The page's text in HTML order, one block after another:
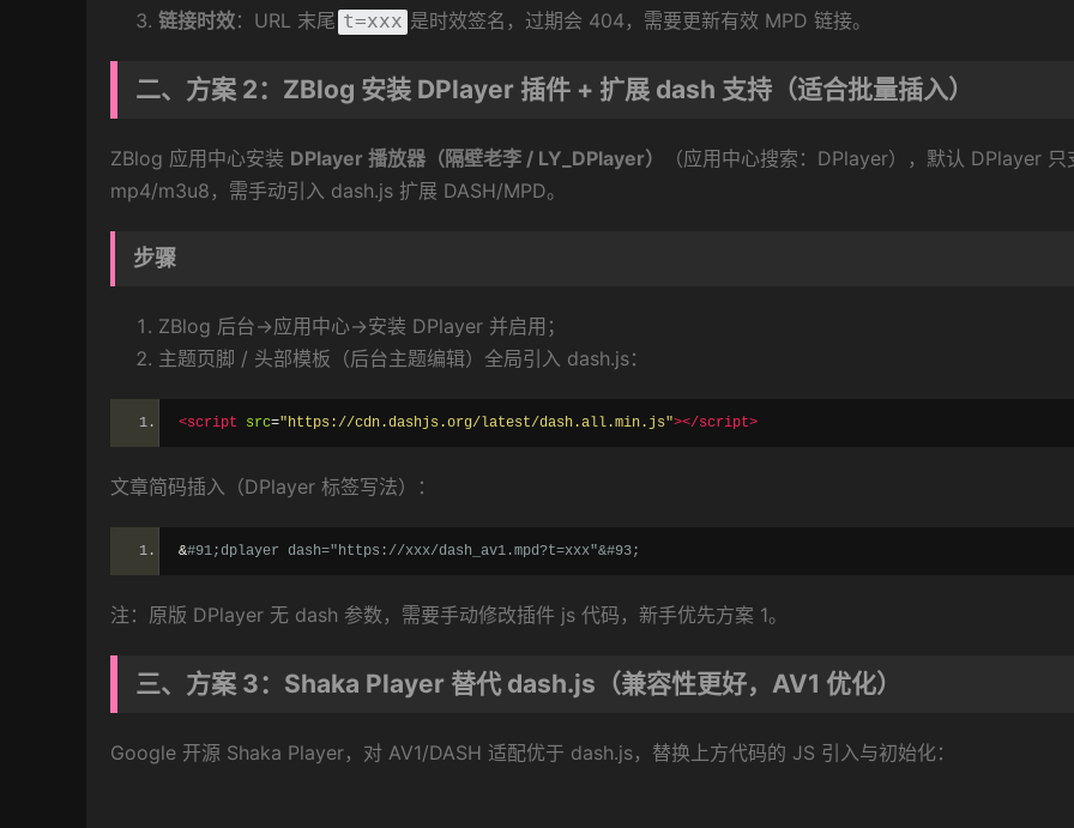
链接时效：URL 末尾 t=xxx 是时效签名，过期会 404，需要更新有效 MPD 链接。
二、方案 2：ZBlog 安装 DPlayer 插件 + 扩展 dash 支持（适合批量插入）
ZBlog 应用中心安装 DPlayer 播放器（隔壁老李 / LY_DPlayer）
（应用中心搜索：DPlayer），默认 DPlayer 只
mp4/m3u8，需手动引入 dash.js 扩展 DASH/MPD。
步骤
ZBlog 后台→应用中心→安装 DPlayer 并启用；
主题页脚 / 头部模板（后台主题编辑）全局引入 dash.js：
<script src="https://cdn.dashjs.org/latest/dash.all.min.js"></script>
文章简码插入（DPlayer 标签写法）：
&#91;dplayer dash="https://xxx/dash_av1.mpd?t=xxx"&#93;
注：原版 DPlayer 无 dash 参数，需要手动修改插件 js 代码，新手优先方案 1。
三、方案 3：Shaka Player 替代 dash.js（兼容性更好，AV1 优化）
Google 开源 Shaka Player，对 AV1/DASH 适配优于 dash.js，替换上方代码的 JS 引入与初始化：